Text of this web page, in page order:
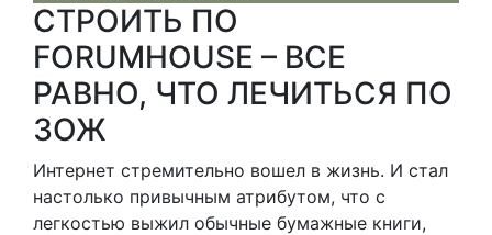
СТРОИТЬ ПО
FORUMHOUSE – ВСЕ
РАВНО, ЧТО ЛЕЧИТЬСЯ ПО
ЗОЖ
Интернет стремительно вошел в жизнь. И стал
настолько привычным атрибутом, что с
легкостью выжил обычные бумажные книги,